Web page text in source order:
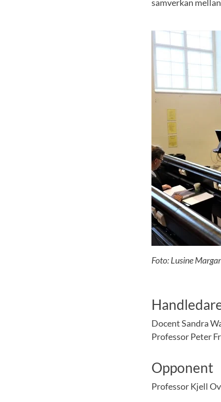
samverkan
Foto: Lusine
Docent Sandra
Professor Peter
Opponent
Professor Kjell